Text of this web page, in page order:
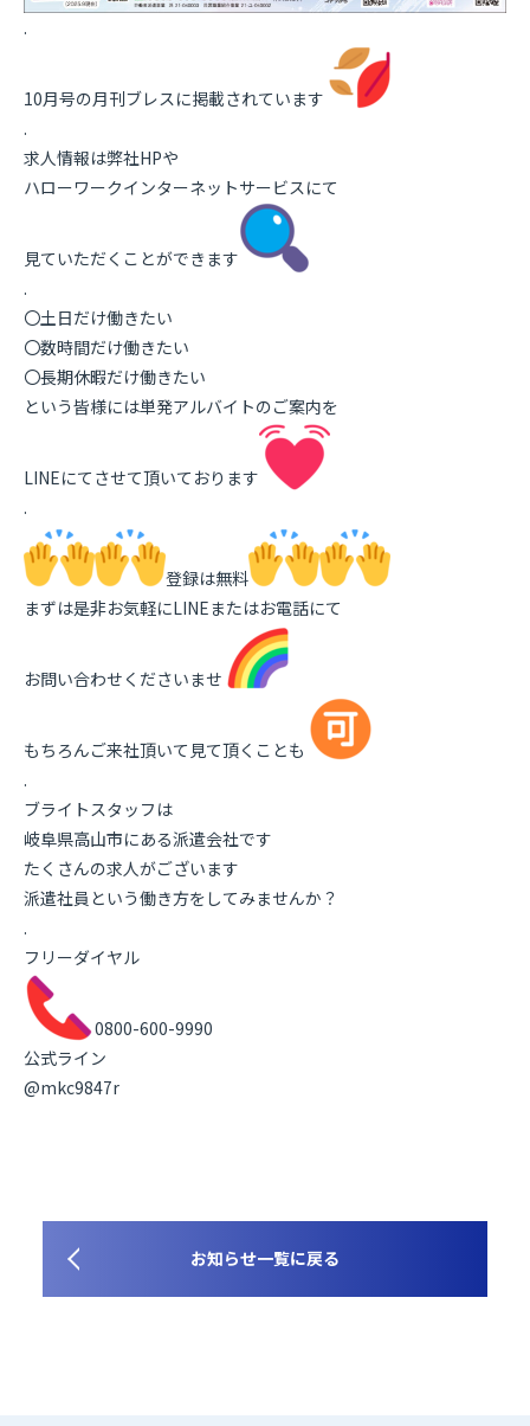
.
10月号の月刊ブレスに掲載されています
.
求人情報は弊社HPや
ハローワークインターネットサービスにて
見ていただくことができます
.
〇土日だけ働きたい
〇数時間だけ働きたい
〇長期休暇だけ働きたい
という皆様には単発アルバイトのご案内を
LINEにてさせて頂いております
.
登録は無料
まずは是非お気軽にLINEまたはお電話にて
お問い合わせくださいませ
もちろんご来社頂いて見て頂くことも
.
ブライトスタッフは
岐阜県高山市にある派遣会社です
たくさんの求人がございます
派遣社員という働き方をしてみませんか？
.
フリーダイヤル
0800-600-9990
公式ライン
@mkc9847r
お知らせ一覧に戻る